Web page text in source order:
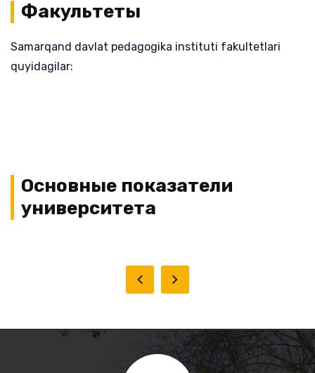
Факультеты
Samarqand davlat pedagogika instituti fakultetlari
quyidagilar:
Основные показатели
университета